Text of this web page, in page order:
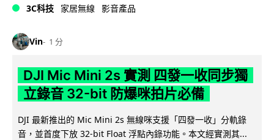
3C科技 家居無線 影音產品
Vin 1 分
DJI Mic Mini 2s 實測 四發一收同步獨
立錄音 32-bit 防爆咪拍片必備
DJI 最新推出的 Mic Mini 2s 無線咪支援「四發一收」分軌錄
音，並首度下放 32-bit Float 浮點內錄功能。本文經實測其...